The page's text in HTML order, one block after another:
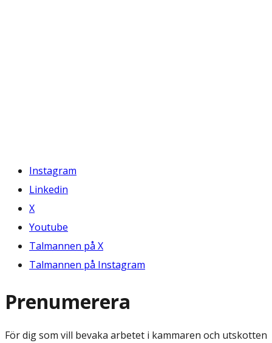
Instagram
Linkedin
X
Youtube
Talmannen på X
Talmannen på Instagram
Prenumerera
För dig som vill bevaka arbetet i kammaren och utskotten